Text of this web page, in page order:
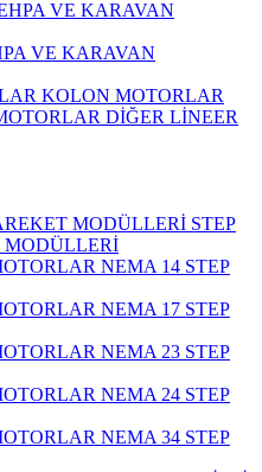
VE KARAVAN
KOLON MOTORLAR
DİĞER LİNEER
STEP
MODÜLLERİ
NEMA 14 STEP
NEMA 17 STEP
NEMA 23 STEP
NEMA 24 STEP
NEMA 34 STEP